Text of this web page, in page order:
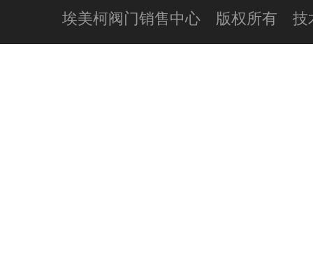
埃美柯阀门销售中心 版权所有 技